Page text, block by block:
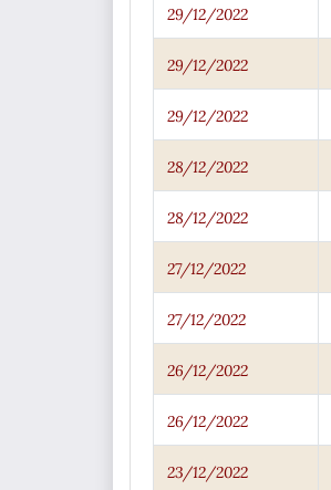
29/12/2022
29/12/2022
29/12/2022
28/12/2022
28/12/2022
27/12/2022
27/12/2022
26/12/2022
26/12/2022
23/12/2022